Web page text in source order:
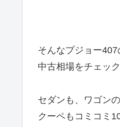
そんなプジョー407
中古相場をチェッ
セダンも、ワゴン
クーペもコミコミ